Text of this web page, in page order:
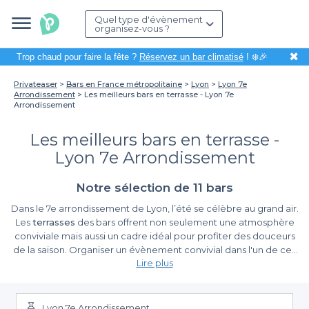
Quel type d'évènement
organisez-vous ?
Trop chaud pour faire la fête ? Réservez un bar climatisé! ❄️🎉 ✖
Privateaser Bars en France métropolitaine Lyon
Lyon 7e
Arrondissement
Les meilleurs bars en terrasse - Lyon 7e
Arrondissement
Les meilleurs bars en terrasse -
Lyon 7e Arrondissement
Notre sélection de 11 bars
Dans le 7e arrondissement de Lyon, l’été se célèbre au grand air.
Lesterrasses des bars offrent non seulement une atmosphère
conviviale mais aussi un cadre idéal pour profiter des douceurs
de la saison. Organiser un évènement convivial dans l'un de ces
bars en terrasse, c'est s'assurer de moments mémorables, que
simplement une sortie entre amis.
Profitez d'une large sélection
Lire plus